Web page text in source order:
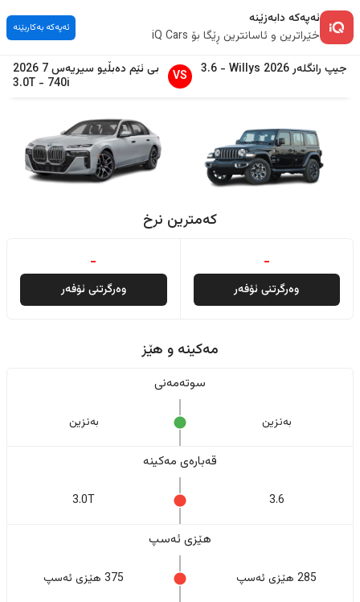
ئەپەکە دابەزێنە
خێراترین و ئاسانترین ڕێگا بۆ iQ Cars
ئەپەکە بەکاربێنە
جیپ رانگلەر2026
Willys
-
3.6
VS بی ئێم دەبڵیو سیریەس 7
2026
740i
-
3.0T
کەمترین نرخ
-
وەرگرتنی ئۆفەر
-
وەرگرتنی ئۆفەر
مەکینە و هێز
سوتەمەنی
بەنزین بەنزین
قەبارەی مەکینە
3.6
3.0T
هێزی ئەسپ
285 هێزی ئەسپ 375 هێزی ئەسپ